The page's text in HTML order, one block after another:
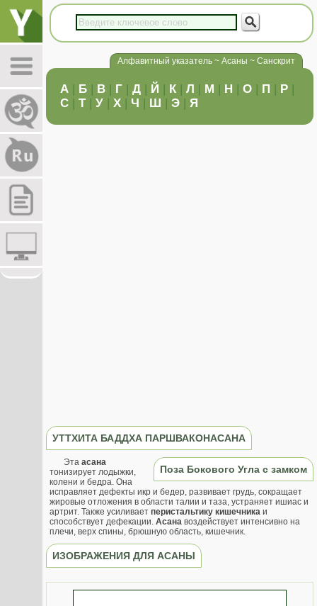
Алфавитный указатель ~ Асаны ~ Санскрит
А | Б | В | Г | Д | Й | К | Л | М | Н | О | П | Р |
С | Т| У | Х | Ч | Ш | Э | Я
УТТХИТА БАДДХА ПАРШВАКОНАСАНА
Поза Бокового Угла с замком
Эта асана
тонизирует лодыжки,
колени и бедра. Она
исправляет дефекты икр и бедер, развивает грудь, сокращает
жировые отложения в области талии и таза, устраняет ишиас и
артрит. Также усиливает перистальтику кишечника и
способствует дефекации. Асана воздействует интенсивно на
плечи, верх спины, брюшную область, кишечник.
ИЗОБРАЖЕНИЯ ДЛЯ АСАНЫ